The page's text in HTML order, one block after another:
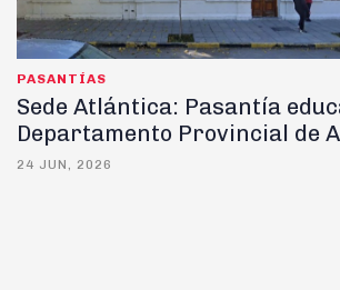
PASANTÍAS
Sede Atlántica: Pasantía
Departamento Provincial de
24 JUN, 2026